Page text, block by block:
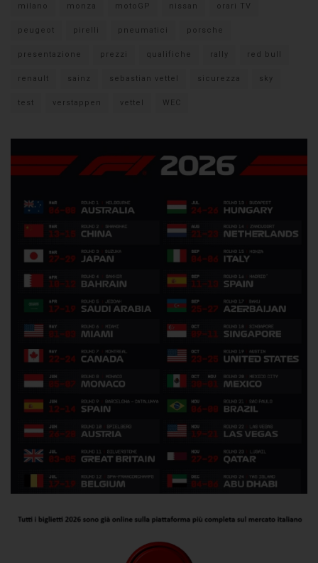
milano monza motoGP nissan orari TV
peugeot pirelli pneumatici porsche
presentazione prezzi qualifiche rally red bull
renault sainz sebastian vettel sicurezza sky
test verstappen vettel WEC